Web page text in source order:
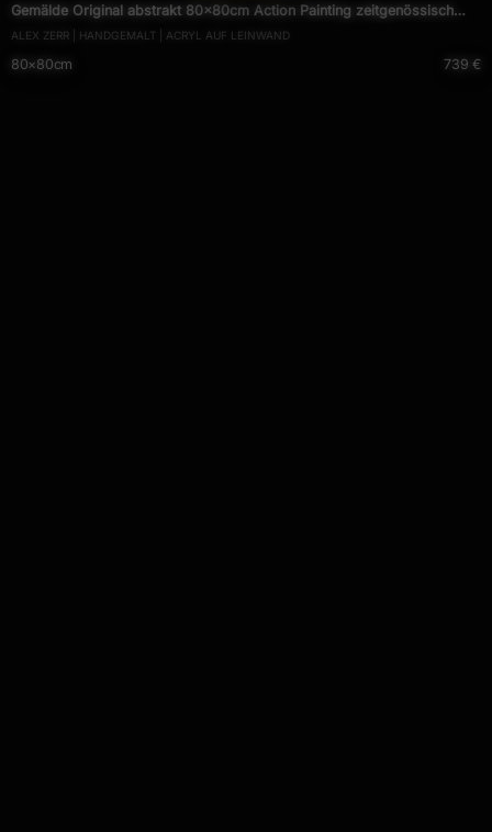
Gemälde Original abstrakt 80x80cm Action Painting zeitgenössisch
handgemalt Fluid Painting rot hellgrün türkis einzigartig
ALEX ZERR | HANDGEMALT | ACRYL AUF LEINWAND
80×80cm 739 €